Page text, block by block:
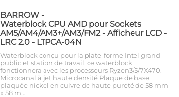
BARROW -
Waterblock CPU AMD pour Sockets
AM5/AM4/AM3+/AM3/FM2 - Afficheur LCD -
LRC 2.0 - LTPCA-04N
Waterblock conçu pour la plate-forme Intel grand
public et station de travail, ce waterblock
fonctionnera avec les processeurs Ryzen3/5/7X470.
Microcanal à jet haute densité Plaque de base
plaquée nickel en cuivre de haute pureté de 58 mm
x 58 m…